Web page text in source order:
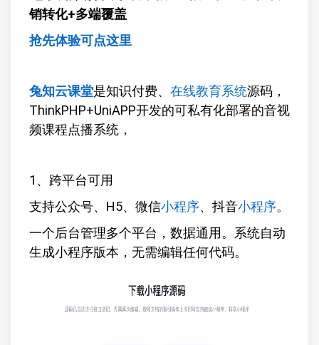
销转化+多端覆盖
抢先体验可点这里
兔知云课堂是知识付费、 在线教育系统源码，
ThinkPHP+UniAPP开发的可私有化部署的音视
频课程点播系统，
1、跨平台可用
支持公众号、H5、微信小程序、抖音小程序。
一个后台管理多个平台，数据通用。系统自动
生成小程序版本，无需编辑任何代码。